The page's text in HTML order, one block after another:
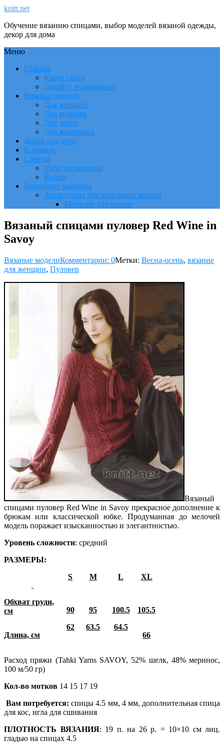
knitt.net
Обучение вязанию спицами, выбор моделей вязаной одежды,
декор для дома
Меню
Главная
Карта сайта
Давайте знакомиться
Вязаные модели
Для женщин
Для мужчин
Для детей
Для животных
Декор для дома
Крючком
Советы
Урок по вязанию
Видео
Вязальные машины
Аксессуары для вязальных машин
Моталки для пряжи
Вязаный спицами пуловер Red Wine in
Savoy
Вязаные моделиКомментарии: 0Метки: Весна-осень, вязание
для женщин, Пуловер
Вязаный
спицами пуловер Red Wine in Savoy прекрасное дополнение к
брюкам или классической юбке. Продуманная до мелочей
модель поражает изысканностью и элегантностью.
Уровень сложности: средний
РАЗМЕРЫ:
S
М L XL
Обхват груди,
см
90 95 100.5 105.5
Длина, см
62 63.5
64.5
66
Расход пряжи (Tahki Yarns SAVOY, 52% шелк, 48% меринос,
100 м/50 гр)
Кол-во мотков 14 15 17 19
Вам потребуется: спицы 4.5 мм, 4 мм, дополнительная спица
для кос, игла для сшивания
ПЛОТНОСТЬ ВЯЗАНИЯ: 19 п. на 26 р. = 10×10 см лиц.
гладью на спицах 4.5